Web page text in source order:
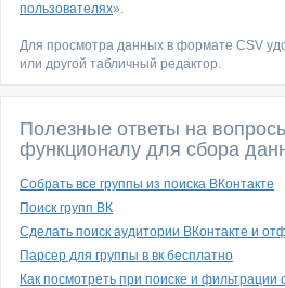
пользователях».
Для просмотра данных в формате CSV
или другой табличный редактор.
Полезные ответы на
функционалу для сбора
Собрать все группы из поиска ВКонтакте
Поиск групп ВК
Сделать поиск аудитории ВКонтакте и
Парсер для группы в вк бесплатно
Как посмотреть при поиске и фильтрации